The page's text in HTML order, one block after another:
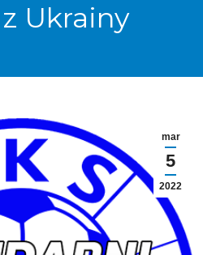
Ukrainy
mar
5
2022